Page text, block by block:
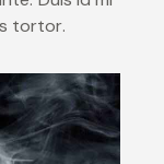
tortor.